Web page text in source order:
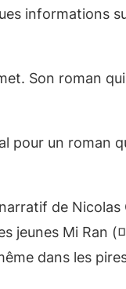
informations
Son roman
un roman
de
Mi Ran
dans les